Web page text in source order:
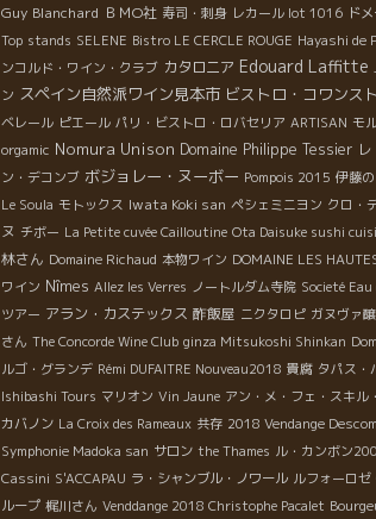
Guy Blanchard ＢＭО社 寿司・刺身 レカール lot 1016 ド
Top stands SELENE Bistro LE CERCLE ROUGE Hayashi de
ンコルド・ワイン・クラブ カタロニア Edouard Laffitte
ン スペイン自然派ワイン見本市 ビストロ・コワンス
ベレール ピエール パリ・ビストロ・ロバセリア ARTISAN モ
orgamic Nomura Unison Domaine Philippe Tessier
ン・デコンブ ボジョレー・ヌーボー Pompois 2015 伊藤
Le Soula モトックス Iwata Koki san ペシェミニヨン クロ・
ヌ チボー La Petite cuvée Cailloutine Ota Daisuke sushi
林さん Domaine Richaud 本物ワイン DOMAINE LES
ワイン Nîmes Allez les Verres ノートルダム寺院 Societé Eau
ツアー アラン・カステックス 酢飯屋 ニクタロピ ガヌヴァ
さん The Concorde Wine Club ginza Mitsukoshi Shinkan
ルゴ・グランデ Rémi DUFAITRE Nouveau2018 貴腐 タパス・
Ishibashi Tours マリオン Vin Jaune アン・メ・フェ・スキル
カバノン La Croix des Rameaux 共存 2018 Vendange
Symphonie Madoka san サロン the Thames ル・カンボン
Cassini S'ACCAPAU ラ・シャンブル・ノワール ルフォーロゼ
ループ 梶川さん Venddange 2018 Christophe Pacalet